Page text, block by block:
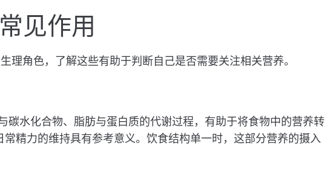
见作用
理角色，了解这些有助于判断自己是否需要关注相关营养。
碳水化合物、脂肪与蛋白质的代谢过程，有助于将食物中的营养转
精力的维持具有参考意义。饮食结构单一时，这部分营养的摄入